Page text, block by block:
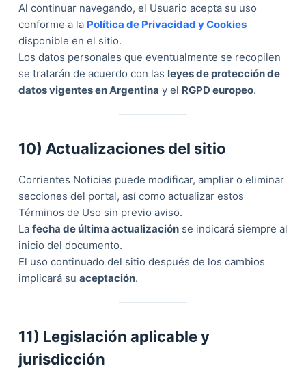
Al continuar navegando, el Usuario acepta su uso
conforme a la Política de Privacidad y Cookies
disponible en el sitio.
Los datos personales que eventualmente se recopilen
se tratarán de acuerdo con las leyes de protección de
datos vigentes en Argentina y el RGPD europeo.
10) Actualizaciones del sitio
Corrientes Noticias puede modificar, ampliar o eliminar
secciones del portal, así como actualizar estos
Términos de Uso sin previo aviso.
La fecha de última actualizaciónse indicará siempre al
inicio del documento.
El uso continuado del sitio después de los cambios
implicará su aceptación.
11) Legislación aplicable y
jurisdicción